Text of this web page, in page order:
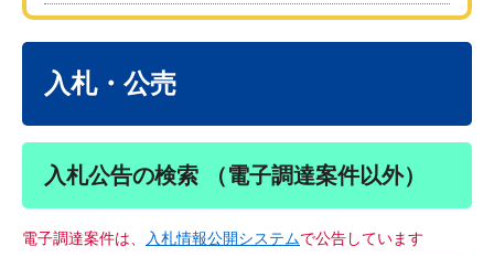
入札・公売
入札公告の検索 （電子調達案件以外）
電子調達案件は、 入札情報公開システムで公告しています